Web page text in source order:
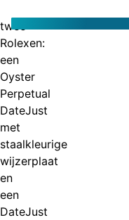
twee
Rolexen:
een
Oyster
Perpetual
DateJust
met
staalkleurige
wijzerplaat
en
een
DateJust